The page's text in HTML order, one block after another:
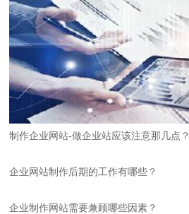
制作企业网站-做企业站应该注意那几点？
企业网站制作后期的工作有哪些？
企业制作网站需要兼顾哪些因素？